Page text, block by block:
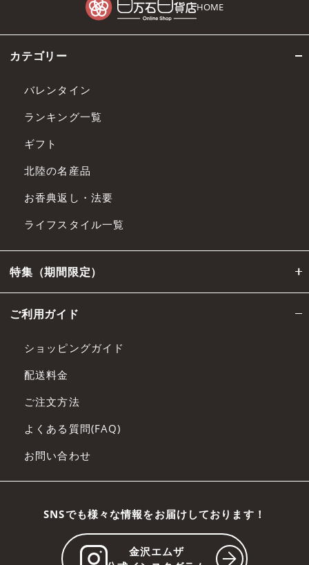
HOME
カテゴリー
バレンタイン
ランキング一覧
ギフト
北陸の名産品
お香典返し・法要
ライフスタイル一覧
特集（期間限定）
ご利用ガイド
ショッピングガイド
配送料金
ご注文方法
よくある質問(FAQ)
お問い合わせ
SNSでも様々な情報をお届けしております！
金沢エムザ